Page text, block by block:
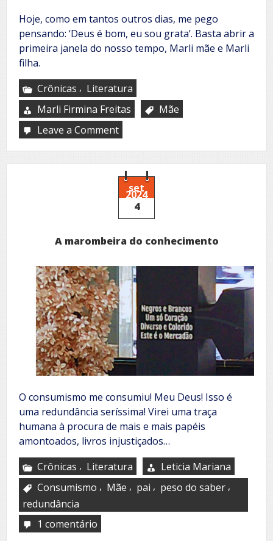
Hoje, como em tantos outros dias, me pego
pensando: ‘Deus é bom, eu sou grata’. Basta abrir a
primeira janela do nosso tempo, Marli mãe e Marli
filha.
Crônicas , Literatura
Marli Firmina Freitas
Mãe
Leave a Commenton
do
coração
set
2024
4
A marombeira do conhecimento
O consumismo me consumiu! Meu Deus! Isso é
uma redundância seríssima! Virei uma traça
humana à procura de mais e mais papéis
amontoados, livros injustiçados…
Crônicas , Literatura
Leticia Mariana
Consumismo , Mãe , pai , peso do saber ,
redundância
1 comentário